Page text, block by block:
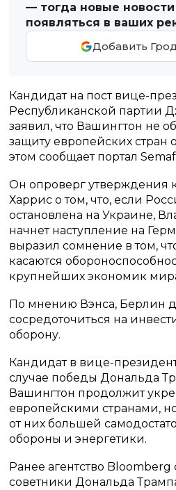
— тогда новые
появляться в ваших
Добавить
Кандидат на пост вице-
Республиканской партии
заявил, что Вашингтон не
защиту европейских стран
этом сообщает портал
Он опроверг утверждения
Харрис о том, что, если
остановлена на Украине,
начнет наступление на
выразил сомнение в том,
касаются
крупнейших экономик
По мнению Вэнса, Берлин
сосредоточиться на
оборону.
Кандидат в вице-
случае победы Дональда
Вашингтон продолжит
европейскими странами,
от них большей
обороны и энергетики.
Ранее агентство Bloomberg
советники Дональда